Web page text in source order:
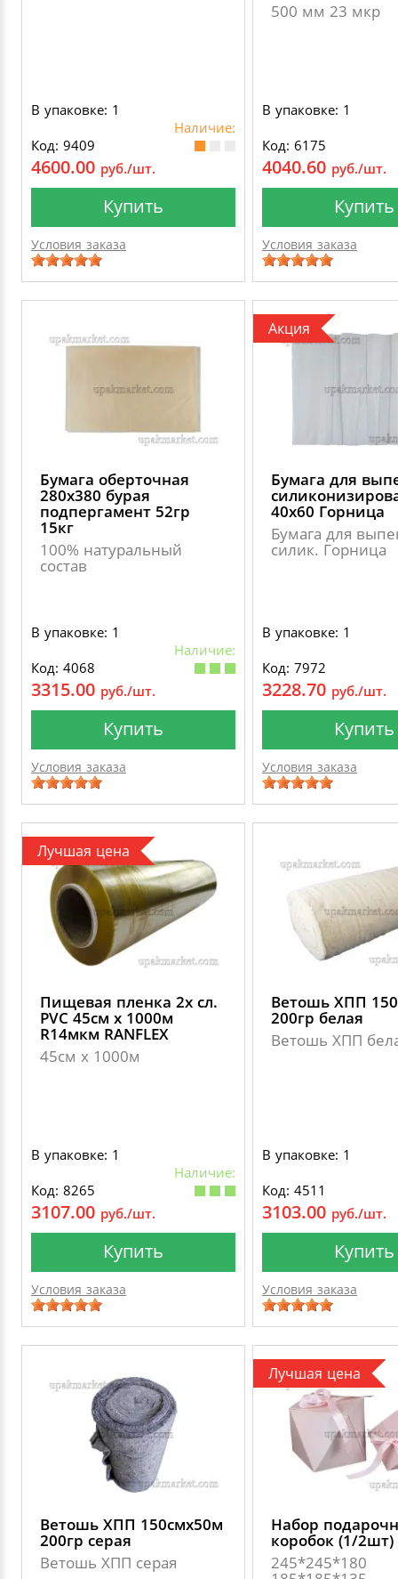
В упаковке: 1
Наличие:
Код: 9409
4600.00 руб./шт.
Купить
Условия заказа
500 мм 23 мкр
В упаковке: 1
Код: 6175
4040.60 руб./шт.
Купить
Условия заказа
Бумага оберточная
280х380 бурая
подпергамент 52гр
15кг
100% натуральный
состав
В упаковке: 1
Наличие:
Код: 4068
3315.00 руб./шт.
Купить
Условия заказа
Акция
Бумага для
40х60 Горница
Бумага для
силик. Горница
В упаковке: 1
Код: 7972
3228.70 руб./шт.
Купить
Условия заказа
Лучшая цена
Пищевая пленка 2х сл.
PVC 45см х 1000м
R14мкм RANFLEХ
45см х 1000м
В упаковке: 1
Наличие:
Код: 8265
3107.00 руб./шт.
Купить
Условия заказа
Ветошь ХПП
200гр белая
Ветошь ХПП
В упаковке: 1
Код: 4511
3103.00 руб./шт.
Купить
Условия заказа
Ветошь ХПП 150смх50м
200гр серая
Ветошь ХПП серая
Лучшая цена
Набор
коробок (1/
245*245*180